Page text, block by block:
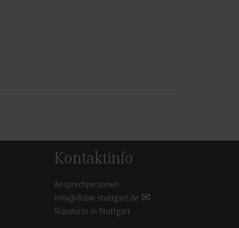
Kontaktinfo
Ansprechpersonen
info@dhbw-stuttgart.de
Standorte in Stuttgart